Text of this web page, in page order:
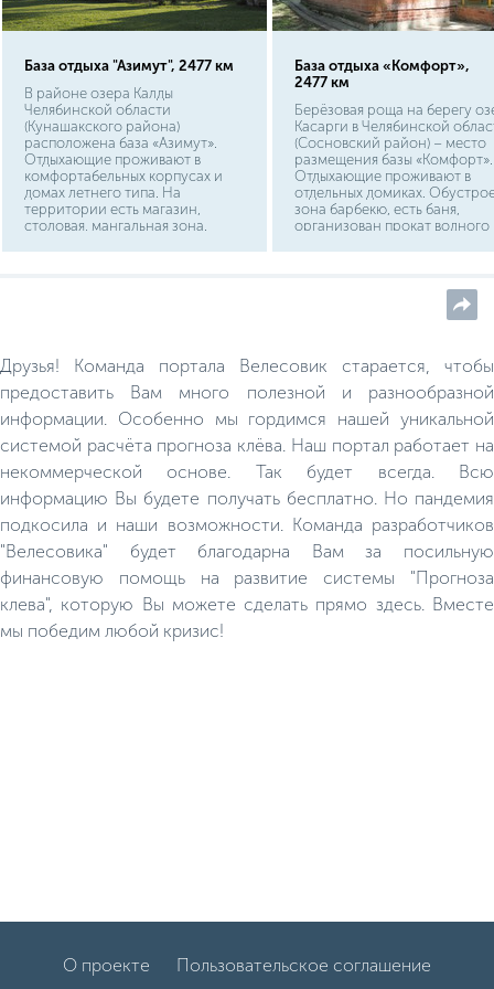
База отдыха "Азимут", 2477 км
В районе озера Калды
Челябинской области
(Кунашакского района)
расположена база «Азимут».
Отдыхающие проживают в
комфортабельных корпусах и
домах летнего типа. На
территории есть магазин,
столовая, мангальная зона.
База отдыха «Комфорт»,
2477 км
Берёзовая роща на берегу
Касарги в Челябинской
(Сосновский район) – место
размещения базы «Комфорт».
Отдыхающие проживают в
отдельных домиках.
зона барбекю, есть баня,
организован прокат водного
Друзья! Команда портала Велесовик старается, чтобы
предоставить Вам много полезной и разнообразной
информации. Особенно мы гордимся нашей уникальной
системой расчёта прогноза клёва. Наш портал работает на
некоммерческой основе. Так будет всегда. Всю
информацию Вы будете получать бесплатно. Но пандемия
подкосила и наши возможности. Команда разработчиков
"Велесовика" будет благодарна Вам за посильную
финансовую помощь на развитие системы "Прогноза
клева", которую Вы можете сделать прямо здесь. Вместе
мы победим любой кризис!
О проекте Пользовательское соглашение